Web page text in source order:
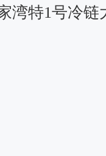
湾特1号冷链